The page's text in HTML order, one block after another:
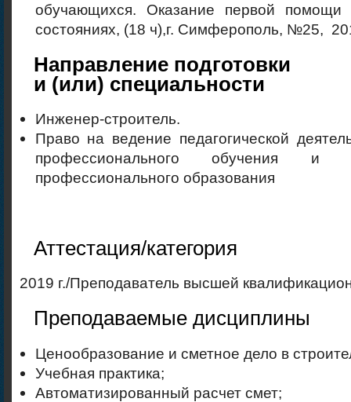
обучающихся. Оказание первой помощи
состояниях, (18 ч),г. Симферополь, №25,
Направление подготовки
и (или) специальности
Инженер-строитель.
Право на ведение педагогической
профессионального обучения и
профессионального образования
Аттестация/категория
2019 г./Преподаватель высшей
Преподаваемые дисциплины
Ценообразование и сметное дело в
Учебная практика;
Автоматизированный расчет смет;